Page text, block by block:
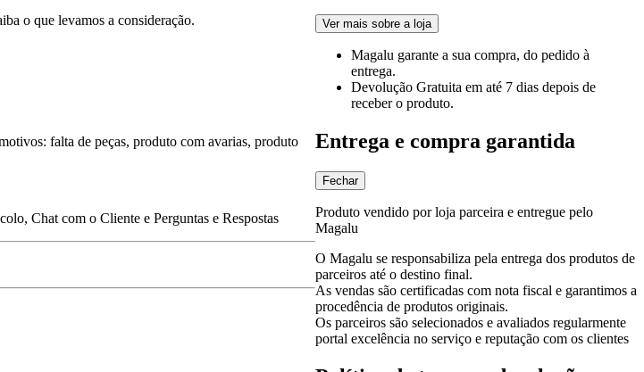
o que levamos a consideração.
falta de peças, produto com avarias, produto
Chat com o Cliente e Perguntas e Respostas
Ver mais sobre a loja
Magalu garante a sua compra, do pedido à
entrega.
Devolução Gratuita em até 7 dias depois de
receber o produto.
Entrega e compra garantida
Fechar
Produto vendido por loja parceira e entregue pelo
Magalu
O Magalu se responsabiliza pela entrega dos produtos de
parceiros até o destino final.
As vendas são certificadas com nota fiscal e garantimos a
procedência de produtos originais.
Os parceiros são selecionados e avaliados regularmente
portal excelência no serviço e reputação com os clientes